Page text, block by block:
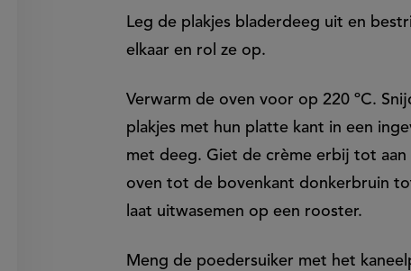
Leg de plakjes bladerdeeg uit en
elkaar en rol ze op.
Verwarm de oven voor op 220 ºC.
plakjes met hun platte kant in een
met deeg. Giet de crème erbij tot
oven tot de bovenkant donkerbruin
laat uitwasemen op een rooster.
Meng de poedersuiker met het